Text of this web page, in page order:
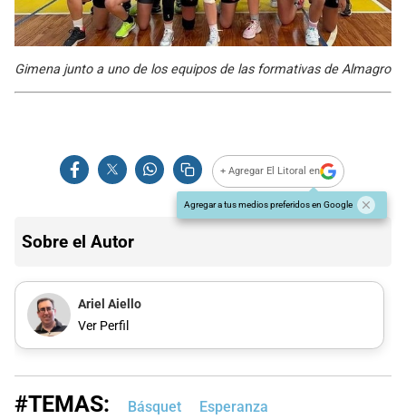
Gimena junto a uno de los equipos de las formativas de Almagro
+ Agregar El Litoral en
Agregar a tus medios preferidos en Google
Sobre el Autor
Ariel Aiello
Ver Perfil
#TEMAS: Básquet Esperanza